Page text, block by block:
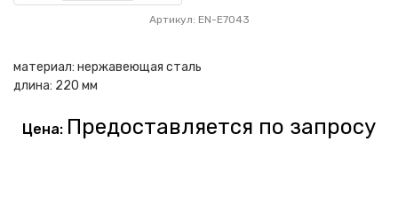
Артикул: EN-E7043
материал: нержавеющая сталь
длина: 220 мм
Цена: Предоставляется по запросу